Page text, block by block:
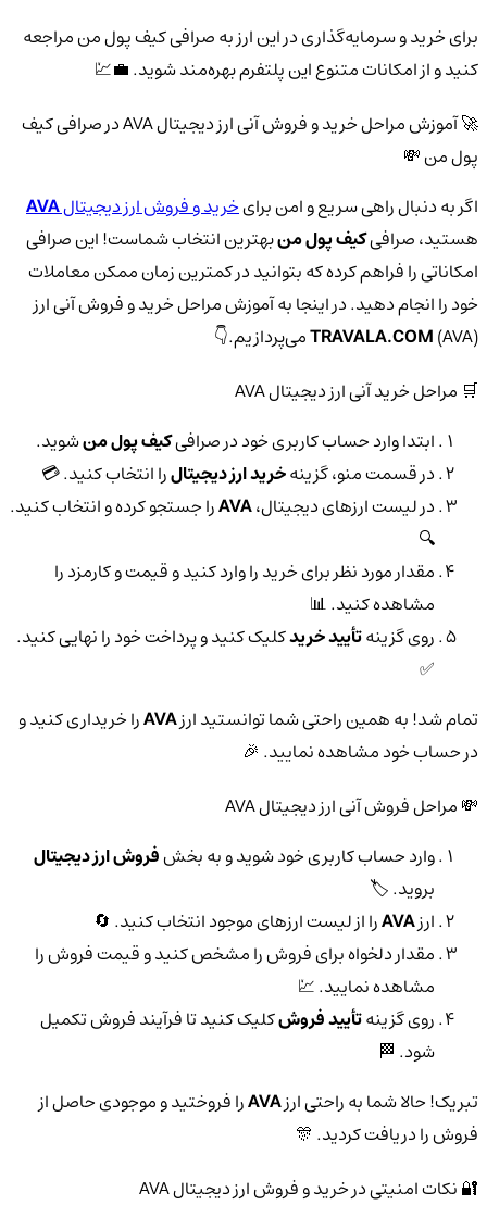
برای خرید و سرمایه‌گذاری در این ارز به صرافی کیف پول من مراجعه
کنید و از امکانات متنوع این پلتفرم بهره‌مند شوید. 💼💹
🚀 آموزش مراحل خرید و فروش آنی ارز دیجیتال AVA در صرافی کیف
پول من 💸
اگر به دنبال راهی سریع و امن برایخرید و فروش ارز دیجیتالAVA
هستید، صرافیکیف پول منبهترین انتخاب شماست! این صرافی
امکاناتی را فراهم کرده که بتوانید در کمترین زمان ممکن معاملات
خود را انجام دهید. در اینجا به آموزش مراحل خرید و فروش آنی ارز
TRAVALA.COM(AVA) می‌پردازیم.👇
🛒 مراحل خرید آنی ارز دیجیتال AVA
ابتدا وارد حساب کاربری خود در صرافیکیف پول منشوید.
در قسمت منو، گزینهخرید ارز دیجیتالرا انتخاب کنید. 💳
در لیست ارزهای دیجیتال،AVAرا جستجو کرده و انتخاب کنید.
🔍
مقدار مورد نظر برای خرید را وارد کنید و قیمت و کارمزد را
مشاهده کنید. 📊
روی گزینهتأیید خریدکلیک کنید و پرداخت خود را نهایی کنید.
✅
تمام شد! به همین راحتی شما توانستید ارزAVAرا خریداری کنید و
در حساب خود مشاهده نمایید. 🎉
💸 مراحل فروش آنی ارز دیجیتال AVA
وارد حساب کاربری خود شوید و به بخشفروش ارز دیجیتال
بروید. 🏷️
ارزAVAرا از لیست ارزهای موجود انتخاب کنید. 🔄
مقدار دلخواه برای فروش را مشخص کنید و قیمت فروش را
مشاهده نمایید. 💹
روی گزینهتأیید فروشکلیک کنید تا فرآیند فروش تکمیل
شود. 🏁
تبریک! حالا شما به راحتی ارزAVAرا فروختید و موجودی حاصل از
فروش را دریافت کردید. 🎊
🔐 نکات امنیتی در خرید و فروش ارز دیجیتال AVA